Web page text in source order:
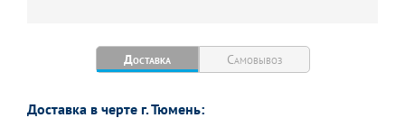
Доставка Самовывоз
Доставка в черте г. Тюмень: